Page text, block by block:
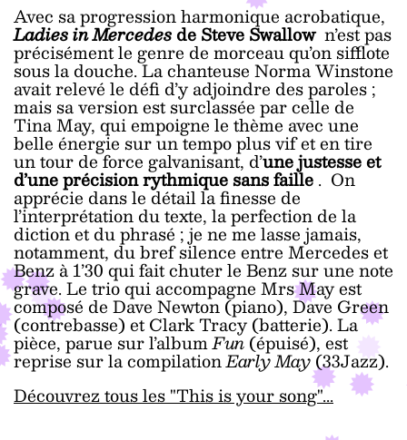
Avec sa progression harmonique acrobatique,
Ladies in Mercedesde Steve Swallow n’est pas
précisément le genre de morceau qu’on sifflote
sous la douche. La chanteuse Norma Winstone
avait relevé le défi d’y adjoindre des paroles ;
mais sa version est surclassée par celle de
Tina May, qui empoigne le thème avec une
belle énergie sur un tempo plus vif et en tire
un tour de force galvanisant, d’une justesse et
d’une précision rythmique sans faille. On
apprécie dans le détail la finesse de
l’interprétation du texte, la perfection de la
diction et du phrasé ; je ne me lasse jamais,
notamment, du bref silence entre Mercedes et
Benz à 1’30 qui fait chuter le Benz sur une note
grave. Le trio qui accompagne Mrs May est
composé de Dave Newton (piano), Dave Green
(contrebasse) et Clark Tracy (batterie). La
pièce, parue sur l’albumFun(épuisé), est
reprise sur la compilationEarly May(33Jazz).
Découvrez tous les "This is your song"...